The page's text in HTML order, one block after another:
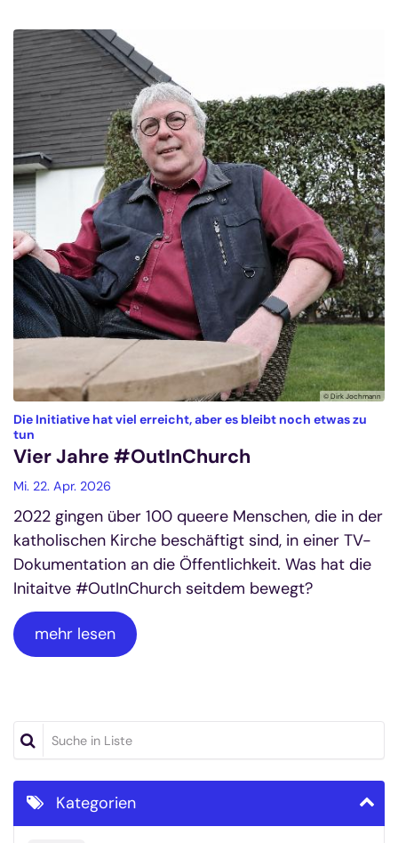
© Dirk Jochmann
Die Initiative hat viel erreicht, aber es bleibt noch etwas zu
tun
Vier Jahre #OutInChurch
Mi. 22. Apr. 2026
2022 gingen über 100 queere Menschen, die in der
katholischen Kirche beschäftigt sind, in einer TV-
Dokumentation an die Öffentlichkeit. Was hat die
Initaitve #OutInChurch seitdem bewegt?
mehr lesen
Suche in Liste
Kategorien